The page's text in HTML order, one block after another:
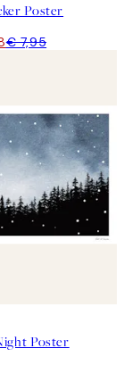
Poster
€ 7,95
Poster